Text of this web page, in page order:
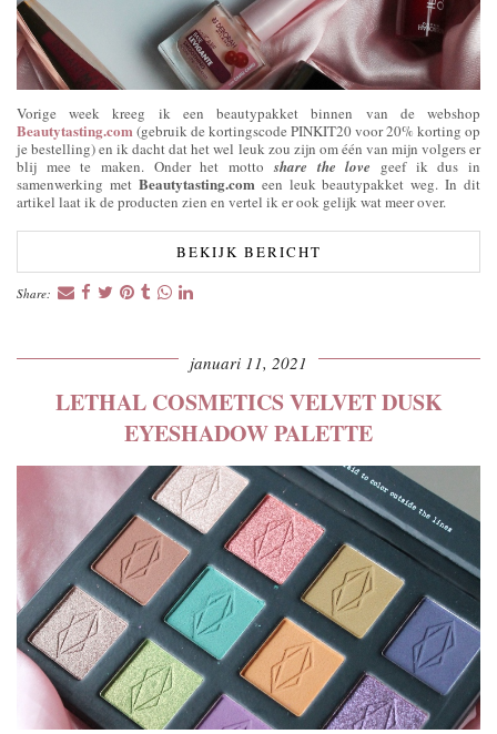
Vorige week kreeg ik een beautypakket binnen van de webshop
Beautytasting.com(gebruik de kortingscode PINKIT20 voor 20% korting op
je bestelling) en ik dacht dat het wel leuk zou zijn om één van mijn volgers er
blij mee te maken. Onder het mottoshare the love geef ik dus in
samenwerking met Beautytasting.comeen leuk beautypakket weg. In dit
artikel laat ik de producten zien en vertel ik er ook gelijk wat meer over.
BEKIJK BERICHT
Share:
januari 11, 2021
LETHAL COSMETICS VELVET DUSK
EYESHADOW PALETTE